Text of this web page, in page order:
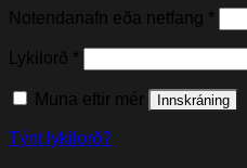
Notendanafn eða netfang *
Lykilorð *
Muna eftir mér Innskráning
Týnt lykilorð?